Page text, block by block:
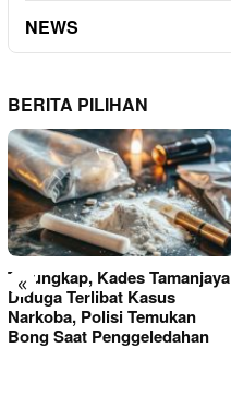
NEWS
BERITA PILIHAN
«
Terungkap, Kades Tamanjaya
Diduga Terlibat Kasus
Narkoba, Polisi Temukan
Bong Saat Penggeledahan